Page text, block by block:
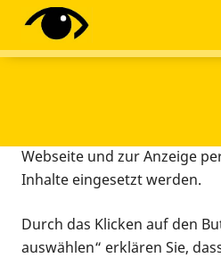
Diese Webseite setzt
Tracking-Tools ein. Dies
Webseite und zur Anzeige
Inhalte eingesetzt werden.
Durch das Klicken auf den
auswählen“ erklären Sie,